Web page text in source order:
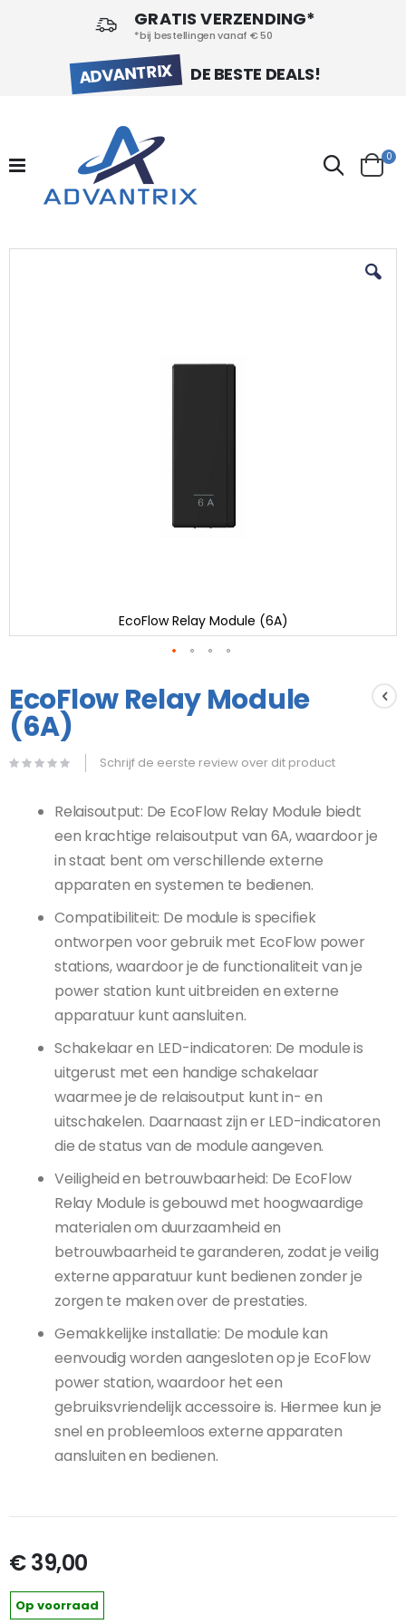
GRATIS VERZENDING*
*bij bestellingen vanaf € 50
ADVANTRIX DE BESTE DEALS!
Search
Cart
0
Ga
EcoFlow Relay Module (6A)
naar
het
begin
van
afbeeldingen-
EcoFlow Relay Module
(6A)
Schrijf de eerste review over dit product
Relaisoutput: De EcoFlow Relay Module biedt
een krachtige relaisoutput van 6A, waardoor je
in staat bent om verschillende externe
apparaten en systemen te bedienen.
Compatibiliteit: De module is specifiek
ontworpen voor gebruik met EcoFlow power
stations, waardoor je de functionaliteit van je
power station kunt uitbreiden en externe
apparatuur kunt aansluiten.
Schakelaar en LED-indicatoren: De module is
uitgerust met een handige schakelaar
waarmee je de relaisoutput kunt in- en
uitschakelen. Daarnaast zijn er LED-indicatoren
die de status van de module aangeven.
Veiligheid en betrouwbaarheid: De EcoFlow
Relay Module is gebouwd met hoogwaardige
materialen om duurzaamheid en
betrouwbaarheid te garanderen, zodat je veilig
externe apparatuur kunt bedienen zonder je
zorgen te maken over de prestaties.
Gemakkelijke installatie: De module kan
eenvoudig worden aangesloten op je EcoFlow
power station, waardoor het een
gebruiksvriendelijk accessoire is. Hiermee kun je
snel en probleemloos externe apparaten
aansluiten en bedienen.
€ 39,00
Op voorraad